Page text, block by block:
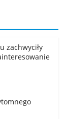
zachwyciły